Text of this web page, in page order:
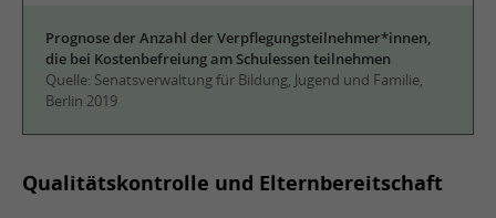
Prognose der Anzahl der Verpflegungsteilnehmer*innen,
die bei Kostenbefreiung am Schulessen teilnehmen
Quelle: Senatsverwaltung für Bildung, Jugend und Familie,
Berlin 2019
Qualitätskontrolle und Elternbereitschaft